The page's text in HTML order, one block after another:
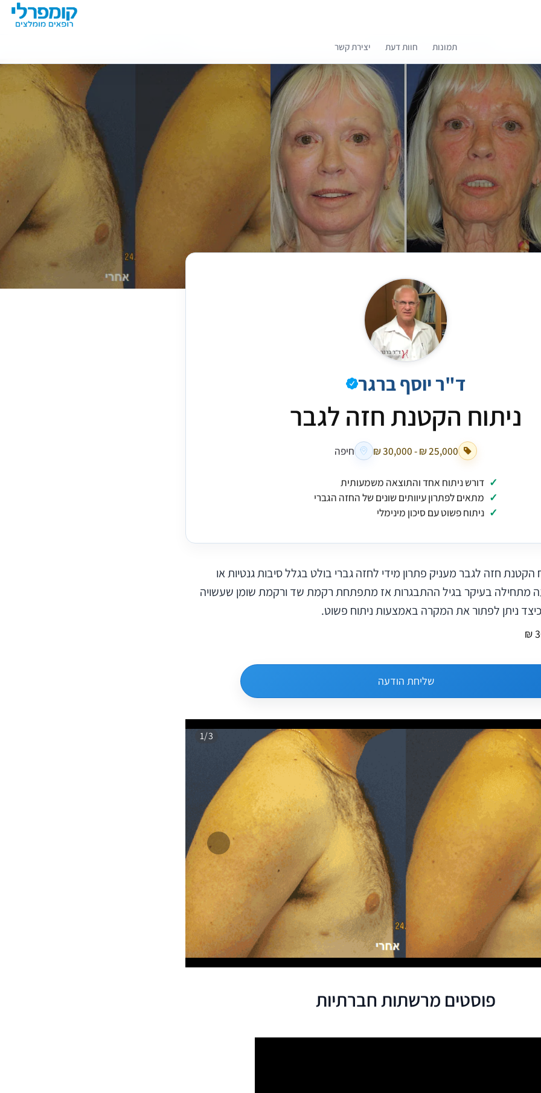
קומפרלי מסייעת לך לבחור רופאים מומלצים
תמונות חוות דעת יצירת קשר
ד"ר יוסף ברגר
ניתוח הקטנת חזה לגבר
חיפה
דורש ניתוח אחד והתוצאה משמעותית
מתאים לפתרון עיוותים שונים של החזה הגברי
ניתוח פשוט עם סיכון מינימלי
הקטנת חזה לגבר מעניק פתרון מידי לחזה גברי בולט בגלל סיבות גנטיות או
מתחילה בעיקר בגיל ההתבגרות אז מתפתחת רקמת שד ורקמת שומן שעשויה
ניתן לפתור את המקרה באמצעות ניתוח פשוט.
שליחת הודעה
1/3
הקודם
פוסטים מרשתות חברתיות